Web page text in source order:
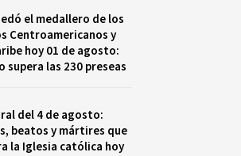
el medallero de los
Centroamericanos y
hoy 01 de agosto:
supera las 230 preseas
del 4 de agosto:
beatos y mártires que
la Iglesia católica hoy